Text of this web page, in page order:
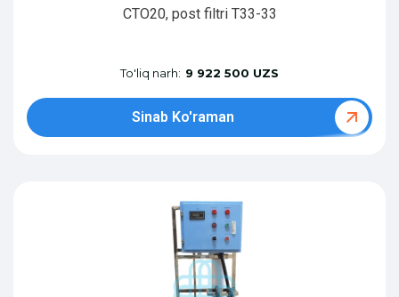
CTO20, post filtri T33-33
To'liq narh: 9 922 500 UZS
Sinab Ko'raman